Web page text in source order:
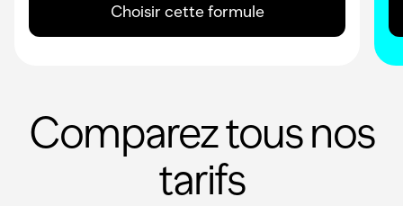
Choisir cette formule
Comparez tous nos
tarifs